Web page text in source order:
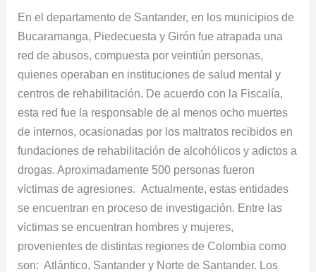
En el departamento de Santander, en los municipios de
Bucaramanga, Piedecuesta y Girón fue atrapada una
red de abusos, compuesta por veintiún personas,
quienes operaban en instituciones de salud mental y
centros de rehabilitación. De acuerdo con la Fiscalía,
esta red fue la responsable de al menos ocho muertes
de internos, ocasionadas por los maltratos recibidos en
fundaciones de rehabilitación de alcohólicos y adictos a
drogas. Aproximadamente 500 personas fueron
víctimas de agresiones. Actualmente, estas entidades
se encuentran en proceso de investigación. Entre las
víctimas se encuentran hombres y mujeres,
provenientes de distintas regiones de Colombia como
son: Atlántico, Santander y Norte de Santander. Los
por
crímenes
contra
pacientes
en
rehabilitación